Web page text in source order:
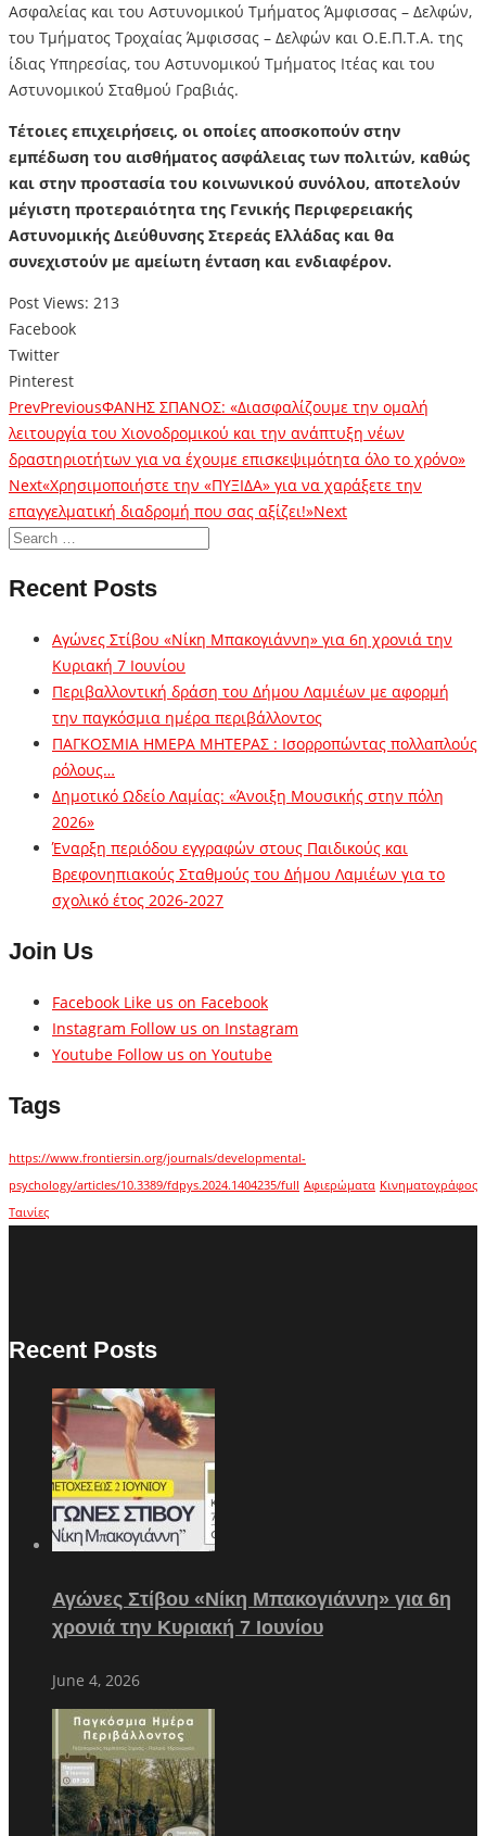
Ασφαλείας και του Αστυνομικού Τμήματος Άμφισσας – Δελφών,
του Τμήματος Τροχαίας Άμφισσας – Δελφών και Ο.Ε.Π.Τ.Α. της
ίδιας Υπηρεσίας, του Αστυνομικού Τμήματος Ιτέας και του
Αστυνομικού Σταθμού Γραβιάς.
Τέτοιες επιχειρήσεις, οι οποίες αποσκοπούν στην
εμπέδωση του αισθήματος ασφάλειας των πολιτών, καθώς
και στην προστασία του κοινωνικού συνόλου, αποτελούν
μέγιστη προτεραιότητα της Γενικής Περιφερειακής
Αστυνομικής Διεύθυνσης Στερεάς Ελλάδας και θα
συνεχιστούν με αμείωτη ένταση και ενδιαφέρον.
Post Views: 213
Facebook
Twitter
Pinterest
PrevPreviousΦΑΝΗΣ ΣΠΑΝΟΣ: «Διασφαλίζουμε την ομαλή
λειτουργία του Χιονοδρομικού και την ανάπτυξη νέων
δραστηριοτήτων για να έχουμε επισκεψιμότητα όλο το χρόνο»
Next«Χρησιμοποιήστε την «ΠΥΞΙΔΑ» για να χαράξετε την
επαγγελματική διαδρομή που σας αξίζει!»Next
Recent Posts
Αγώνες Στίβου «Νίκη Μπακογιάννη» για 6η χρονιά την
Κυριακή 7 Ιουνίου
Περιβαλλοντική δράση του Δήμου Λαμιέων με αφορμή
την παγκόσμια ημέρα περιβάλλοντος
ΠΑΓΚΟΣΜΙΑ ΗΜΕΡΑ ΜΗΤΕΡΑΣ : Ισορροπώντας πολλαπλούς
ρόλους…
Δημοτικό Ωδείο Λαμίας: «Άνοιξη Μουσικής στην πόλη
2026»
Έναρξη περιόδου εγγραφών στους Παιδικούς και
Βρεφονηπιακούς Σταθμούς του Δήμου Λαμιέων για το
σχολικό έτος 2026-2027
Join Us
Facebook Like us on Facebook
Instagram Follow us on Instagram
Youtube Follow us on Youtube
Tags
https://www.frontiersin.org/journals/developmental-
psychology/articles/10.3389/fdpys.2024.1404235/full Αφιερώματα Κινηματογράφος
Ταινίες
Recent Posts
Αγώνες Στίβου «Νίκη Μπακογιάννη» για 6η
χρονιά την Κυριακή 7 Ιουνίου
June 4, 2026